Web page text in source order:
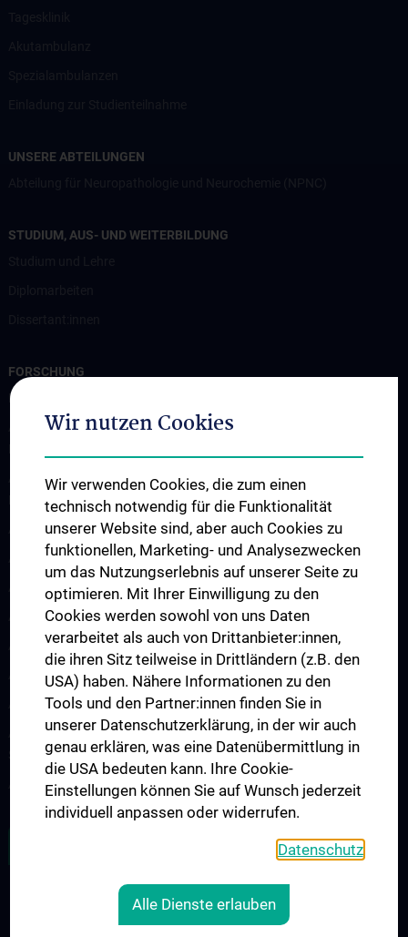
UNSERE ABTEILUNGEN
STUDIUM, AUS- UND WEITERBILDUNG
FORSCHUNG
Professur für Experimentelle Hirnstimulation / TPS
Arbeitsgruppe für Amyotrophe Lateralsklerose und andere
Arbeitsgruppe für Gedächtnisstörungen und
Demenzerkrankungen
Arbeitsgruppe Epilepsie
Arbeitsgruppe für Idiopathische intrakranielle Hypertension (IIH)
Arbeitsgruppe für Neurogenetik
Arbeitsgruppe für Neuroimmunologie
Arbeitsgruppe für Neuromuskuläre Erkrankungen
Arbeitsgruppe für Neuroonkologie
Arbeitsgruppe Neuropsychologie
Arbeitsgruppe für Schlafstörungen und schlafassoziierte
Störungen
Arbeitsgruppe für Schwindel- und Gleichgewichtsstörungen
Wir nutzen Cookies
Wir verwenden Cookies, die zum einen
technisch notwendig für die Funktionalität
unserer Website sind, aber auch Cookies zu
funktionellen, Marketing- und Analysezwecken
um das Nutzungserlebnis auf unserer Seite zu
optimieren. Mit Ihrer Einwilligung zu den
Cookies werden sowohl von uns Daten
verarbeitet als auch von Drittanbieter:innen,
die ihren Sitz teilweise in Drittländern (z.B. den
USA) haben. Nähere Informationen zu den
Tools und den Partner:innen finden Sie in
unserer Datenschutzerklärung, in der wir auch
genau erklären, was eine Datenübermittlung in
die USA bedeuten kann. Ihre Cookie-
Einstellungen können Sie auf Wunsch jederzeit
individuell anpassen oder widerrufen.
Datenschutz
Alle Dienste erlauben